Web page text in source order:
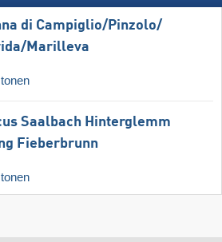
di Campiglio/​Pinzolo/​
​Marilleva
Saalbach Hinterglemm
Fieberbrunn